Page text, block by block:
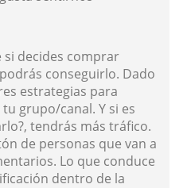
si decides comprar
conseguirlo. Dado
estrategias para
grupo/canal. Y si es
tendrás más tráfico.
de personas que van a
Lo que conduce
dentro de la